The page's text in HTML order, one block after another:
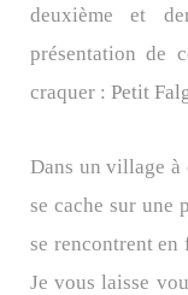
deuxième et
présentation de
craquer : Petit
Dans un village
se cache sur une
se rencontrent en
Je vous laisse